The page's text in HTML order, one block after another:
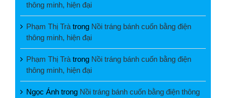
thông minh, hiện đại
Phạm Thị Trà trong Nồi tráng bánh cuốn bằng điện
thông minh, hiện đại
Phạm Thị Trà trong Nồi tráng bánh cuốn bằng điện
thông minh, hiện đại
Ngọc Ánh trong Nồi tráng bánh cuốn bằng điện thông